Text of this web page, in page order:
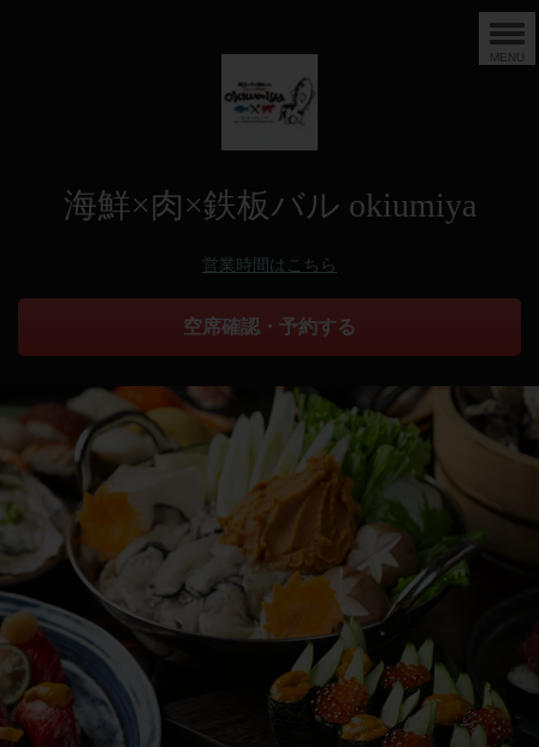
MENU
海鮮×肉×鉄板バル okiumiya
営業時間はこちら
空席確認・予約する